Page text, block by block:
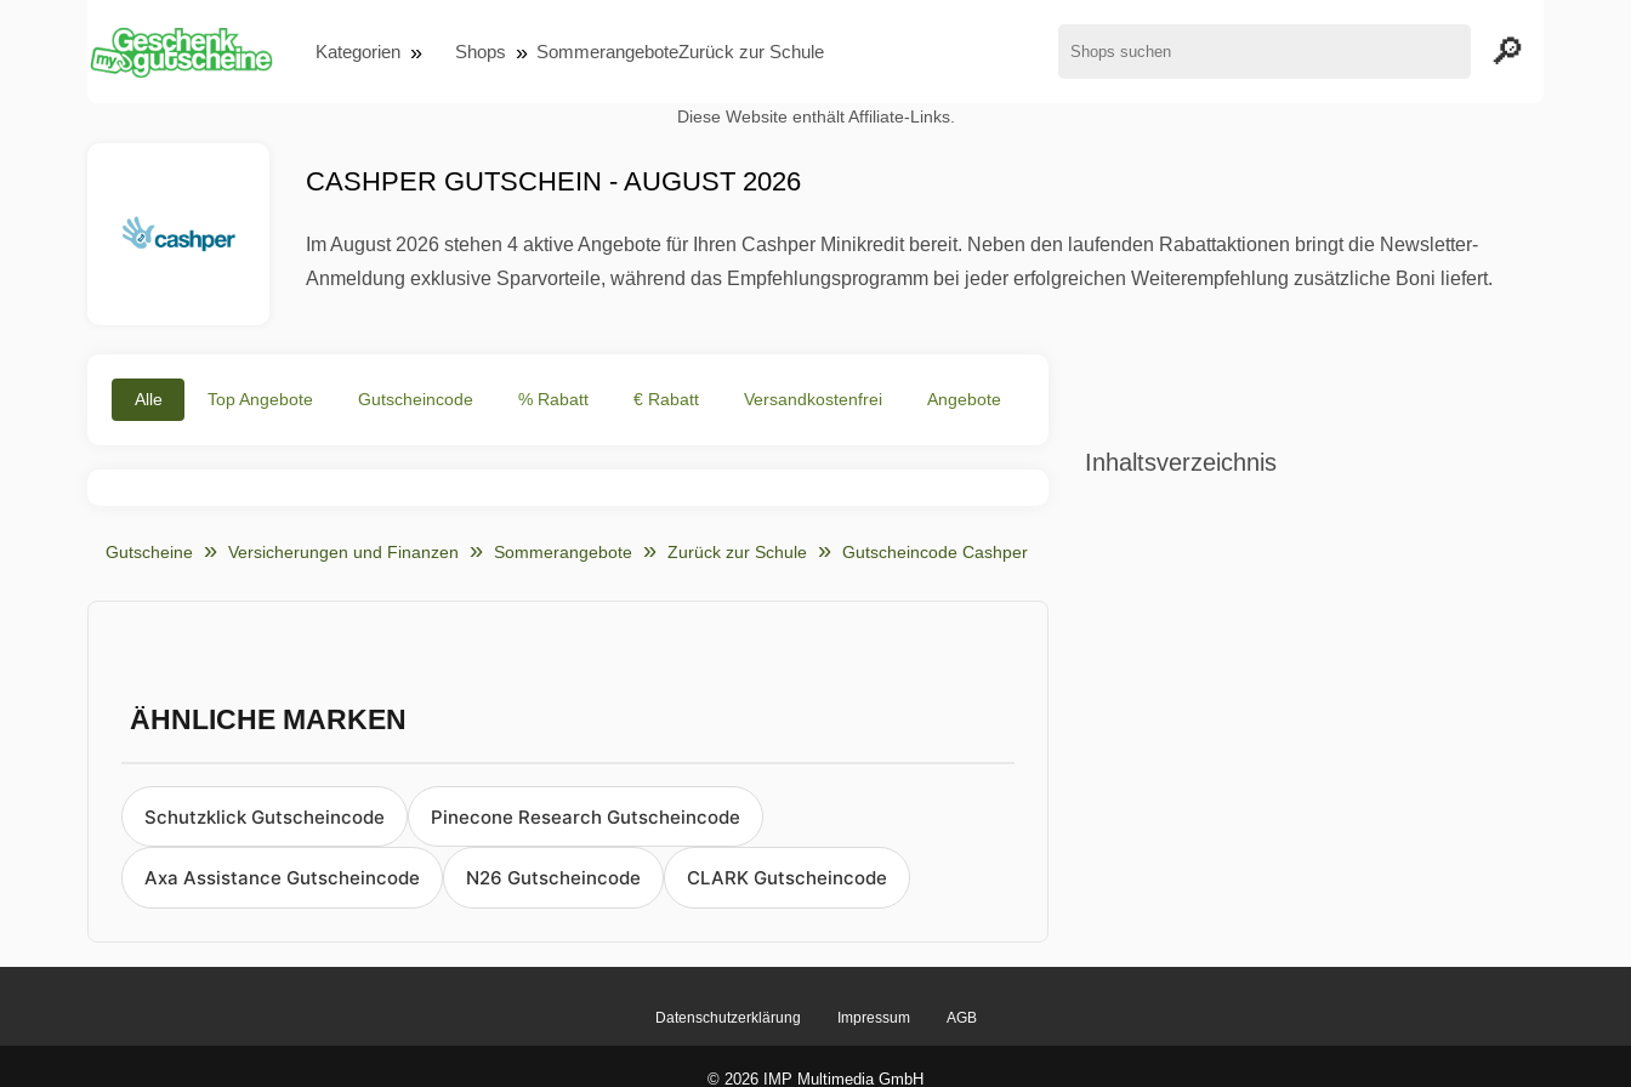
Kategorien Shops SommerangeboteZurück zur Schule
Diese Website enthält Affiliate-Links.
CASHPER GUTSCHEIN - AUGUST 2026
Im August 2026 stehen 4 aktive Angebote für Ihren Cashper Minikredit bereit. Neben den laufenden Rabattaktionen bringt die Newsletter-
Anmeldung exklusive Sparvorteile, während das Empfehlungsprogramm bei jeder erfolgreichen Weiterempfehlung zusätzliche Boni liefert.
Alle Top Angebote Gutscheincode % Rabatt € Rabatt Versandkostenfrei Angebote
Gutscheine Versicherungen und Finanzen Sommerangebote Zurück zur Schule Gutscheincode Cashper
ÄHNLICHE MARKEN
Schutzklick Gutscheincode Pinecone Research Gutscheincode
Axa Assistance Gutscheincode N26 Gutscheincode CLARK Gutscheincode
Inhaltsverzeichnis
Datenschutzerklärung Impressum AGB
© 2026 IMP Multimedia GmbH